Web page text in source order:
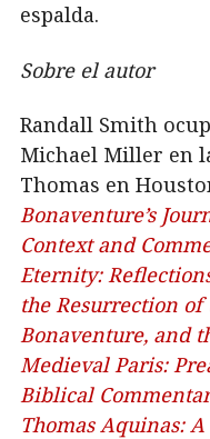
espalda.
Sobre el autor
Randall Smith
Michael Miller en
Thomas en
Bonaventure’s
Context and
Eternity:
the Resurrection of
Bonaventure, and
Medieval Paris:
Biblical
Thomas Aquinas: